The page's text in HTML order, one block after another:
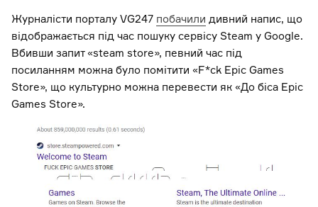
Журналісти порталу VG247 побачили дивний напис, що
відображається під час пошуку сервісу Steam у Google.
Вбивши запит «steam store», певний час під
посиланням можна було помітити «F*ck Epic Games
Store», що культурно можна перевести як «До біса Epic
Games Store».